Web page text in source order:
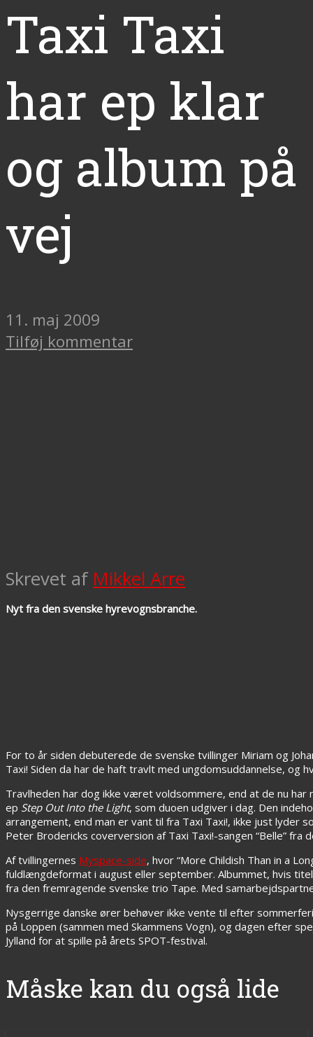
Taxi Taxi
har ep klar
og album på
vej
11. maj 2009
Tilføj kommentar
Skrevet af Mikkel Arre
Nyt fra den svenske hyrevognsbranche.
For to år siden debuterede de svenske tvillinger Miriam og
Taxi! Siden da har de haft travlt med ungdomsuddannelse, og
Travlheden har dog ikke været voldsommere, end at de nu
ep Step Out Into the Light, som duoen udgiver i dag. Den
arrangement, end man er vant til fra Taxi Taxi!, ikke just lyder
Peter Brodericks coverversion af Taxi Taxi!-sangen “Belle” fra
Af tvillingernes Myspace-side, hvor “More Childish Than in a
fuldlængdeformat i august eller september. Albummet, hvis
fra den fremragende svenske trio Tape. Med
Nysgerrige danske ører behøver ikke vente til efter
på Loppen (sammen med Skammens Vogn), og dagen efter
Jylland for at spille på årets SPOT-festival.
Måske kan du også lide